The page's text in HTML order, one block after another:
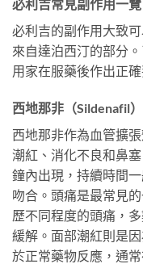
必利吉常見副作用一覽
必利吉的副作用大致
來自達泊西汀的部分
用家在服藥後作出正確
西地那非（Sildenafil
西地那非作為血管擴
潮紅、消化不良和鼻
鐘內出現，持續時間
吻合。頭痛是最常見
歷不同程度的頭痛，
緩解。面部潮紅則是
於正常藥物反應，通